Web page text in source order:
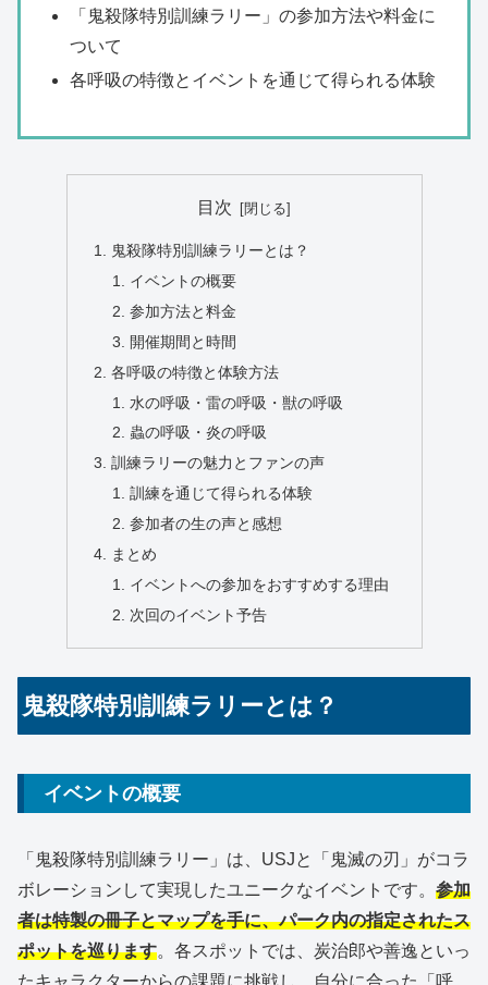
「鬼殺隊特別訓練ラリー」の参加方法や料金に
ついて
各呼吸の特徴とイベントを通じて得られる体験
目次
鬼殺隊特別訓練ラリーとは？
イベントの概要
参加方法と料金
開催期間と時間
各呼吸の特徴と体験方法
水の呼吸・雷の呼吸・獣の呼吸
蟲の呼吸・炎の呼吸
訓練ラリーの魅力とファンの声
訓練を通じて得られる体験
参加者の生の声と感想
まとめ
イベントへの参加をおすすめする理由
次回のイベント予告
鬼殺隊特別訓練ラリーとは？
イベントの概要
「鬼殺隊特別訓練ラリー」は、USJと「鬼滅の刃」がコラ
ボレーションして実現したユニークなイベントです。 参加
者は特製の冊子とマップを手に、パーク内の指定されたス
ポットを巡ります。各スポットでは、炭治郎や善逸といっ
たキャラクターからの課題に挑戦し、自分に合った「呼